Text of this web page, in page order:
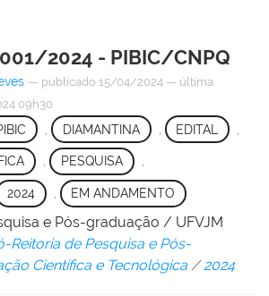
001/2024 - PIBIC/CNPQ
— publicado 15/04/2024 — última
09h30
DIAMANTINA EDITAL
, PESQUISA ,
2024 EM ANDAMENTO
e Pós-graduação / UFVJM
Reitoria de Pesquisa e Pós-
Científica e Tecnológica /2024